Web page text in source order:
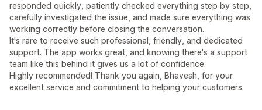
responded quickly, patiently checked everything step by step,
carefully investigated the issue, and made sure everything was
working correctly before closing the conversation.
It's rare to receive such professional, friendly, and dedicated
support. The app works great, and knowing there's a support
team like this behind it gives us a lot of confidence.
Highly recommended! Thank you again, Bhavesh, for your
excellent service and commitment to helping your customers.